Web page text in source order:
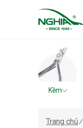
Kềm
Trang chủ